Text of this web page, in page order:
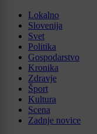
Lokalno
Slovenija
Svet
Politika
Gospodarstvo
Kronika
Zdravje
Šport
Kultura
Scena
Zadnje novice